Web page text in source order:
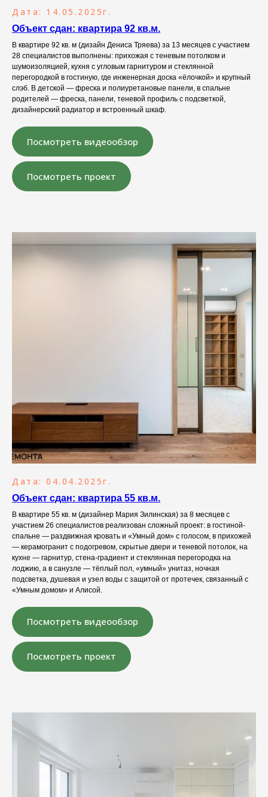
Дата: 14.05.2025г.
Объект сдан: квартира 92 кв.м.
В квартире 92 кв. м (дизайн Дениса Тряева) за 13 месяцев с участием
28 специалистов выполнены: прихожая с теневым потолком и
шумоизоляцией, кухня с угловым гарнитуром и стеклянной
перегородкой в гостиную, где инженерная доска «ёлочкой» и крупный
слэб. В детской — фреска и полиуретановые панели, в спальне
родителей — фреска, панели, теневой профиль с подсветкой,
дизайнерский радиатор и встроенный шкаф.
Посмотреть видеообзор
Посмотреть проект
Дата: 04.04.2025г.
Объект сдан: квартира 55 кв.м.
В квартире 55 кв. м (дизайнер Мария Зилинская) за 8 месяцев с
участием 26 специалистов реализован сложный проект: в гостиной-
спальне — раздвижная кровать и «Умный дом» с голосом, в прихожей
— керамогранит с подогревом, скрытые двери и теневой потолок, на
кухне — гарнитур, стена-градиент и стеклянная перегородка на
лоджию, а в санузле — тёплый пол, «умный» унитаз, ночная
подсветка, душевая и узел воды с защитой от протечек, связанный с
«Умным домом» и Алисой.
Посмотреть видеообзор
Посмотреть проект